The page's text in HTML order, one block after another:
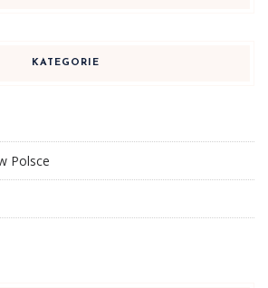
KATEGORIE
Polsce